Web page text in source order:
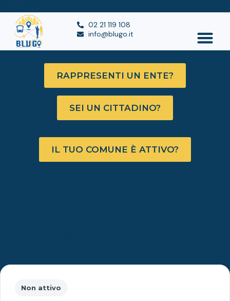
02 21 119 108
info@blugo.it
RAPPRESENTI UN ENTE?
SEI UN CITTADINO?
IL TUO COMUNE È ATTIVO?
Non attivo